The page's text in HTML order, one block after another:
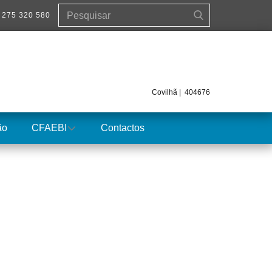
320 580
Covilhã | 404676
CFAEBI Contactos